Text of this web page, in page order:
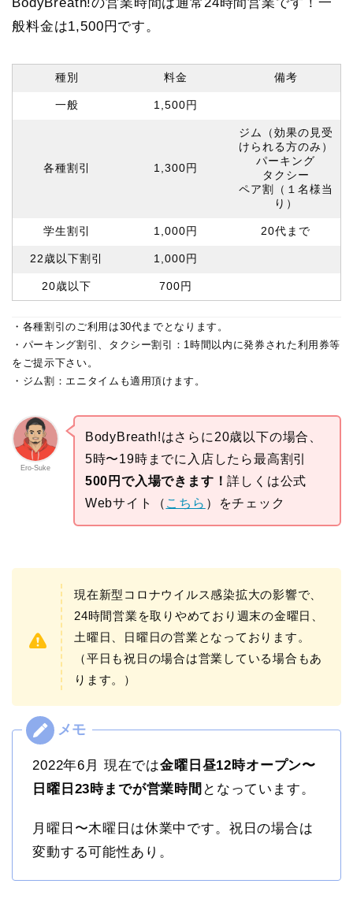
般料金は1,500円です。
種別 料金 備考
一般 1,500円
各種割引 1,300円
ジム（効果の見受
けられる方のみ）
パーキング
タクシー
ペア割（１名様当
り）
学生割引 1,000円 20代まで
22歳以下割引 1,000円
20歳以下 700円
・各種割引のご利用は30代までとなります。
・パーキング割引、タクシー割引：1時間以内に発券された利用券等
をご提示下さい。
・ジム割：エニタイムも適用頂けます。
Ero-Suke
BodyBreath!はさらに20歳以下の場合、
5時〜19時までに入店したら最高割引
500円で入場できます！詳しくは公式
Webサイト（ こちら ）をチェック
現在新型コロナウイルス感染拡大の影響で、
24時間営業を取りやめており週末の金曜日、
土曜日、日曜日の営業となっております。
（平日も祝日の場合は営業している場合もあ
ります。）
2022年6月 現在では金曜日昼12時オープン〜
日曜日23時までが営業時間 となっています。
月曜日〜木曜日は休業中です。祝日の場合は
変動する可能性あり。